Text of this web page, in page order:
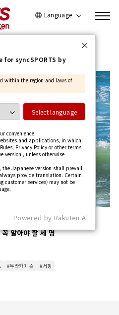
Language
日本語
繁體中文
알아야 할 세 명
#무라카미 슌 #서핑
for syncSPORTS by
within the region and laws of
Select language
convenience.
and applications, in which
Privacy Policy or other terms
version , unless otherwise
the Japanese version shall prevail.
provide translation. Certain
customer services) may not be
Powered by Rakuten Al